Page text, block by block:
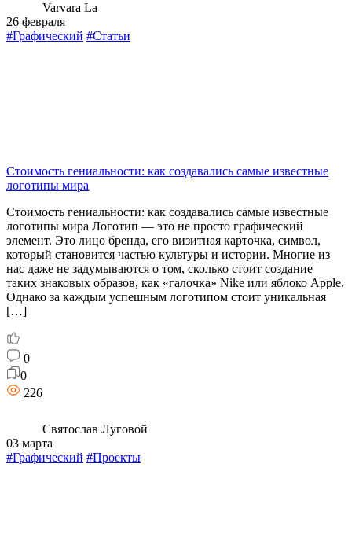
Varvara La
26 февраля
#Графический #Статьи
Стоимость гениальности: как создавались самые известные
логотипы мира
Стоимость гениальности: как создавались самые известные
логотипы мира Логотип — это не просто графический
элемент. Это лицо бренда, его визитная карточка, символ,
который становится частью культуры и истории. Многие из
нас даже не задумываются о том, сколько стоит создание
таких знаковых образов, как «галочка» Nike или яблоко Apple.
Однако за каждым успешным логотипом стоит уникальная
[…]
0
0
226
Святослав Луговой
03 марта
#Графический #Проекты